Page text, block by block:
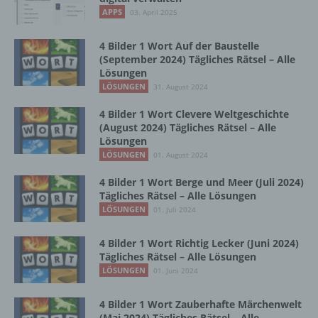
APPS 03. April 2025
4 Bilder 1 Wort Auf der Baustelle
(September 2024) Tägliches Rätsel – Alle
Lösungen
LÖSUNGEN 31. August 2024
4 Bilder 1 Wort Clevere Weltgeschichte
(August 2024) Tägliches Rätsel – Alle
Lösungen
LÖSUNGEN 01. August 2024
4 Bilder 1 Wort Berge und Meer (Juli 2024)
Tägliches Rätsel – Alle Lösungen
LÖSUNGEN 01. Juli 2024
4 Bilder 1 Wort Richtig Lecker (Juni 2024)
Tägliches Rätsel – Alle Lösungen
LÖSUNGEN 01. Juni 2024
4 Bilder 1 Wort Zauberhafte Märchenwelt
b) betroffene Person
Betroffene Person ist jede identifizierte oder
identifizierbare natürliche Person, deren
personenbezogene Daten von dem für die
Verarbeitung Verantwortlichen verarbeitet
c) Verarbeitung
Verarbeitung ist jeder mit oder ohne Hilfe
automatisierter Verfahren ausgeführte
Vorgang oder jede solche Vorgangsreihe im
Zusammenhang mit personenbezogenen
Daten wie das Erheben, das Erfassen, die
Organisation, das Ordnen, die Speicherung,
die Anpassung oder Veränderung, das
Auslesen, das Abfragen, die Verwendung,
Verbreitung oder eine andere Form der